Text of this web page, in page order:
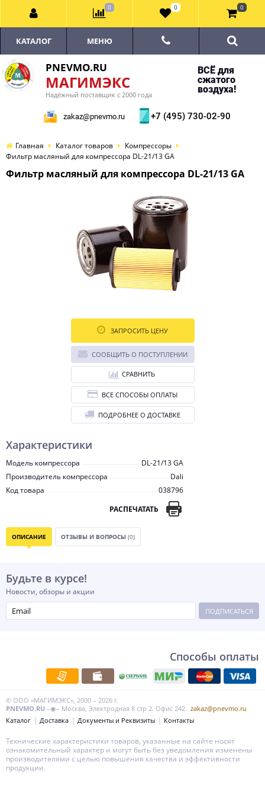
PNEVMO.RU
МАГИМЭКС
Надёжный поставщик с 2000 года
ВСЁ для
сжатого
воздуха!
zakaz@pnevmo.ru +7 (495) 730-02-90
КАТАЛОГ МЕНЮ
Главная Каталог товаров
Компрессоры
Фильтр масляный для компрессора DL-21/13 GA
Фильтр масляный для компрессора DL-21/13 GA
Характеристики
Модель компрессора
DL-21/13 GA
Производитель компрессора
Dali
Код товара
038796
РАСПЕЧАТАТЬ
ЗАПРОСИТЬ ЦЕНУ
СООБЩИТЬ О ПОСТУПЛЕНИИ
СРАВНИТЬ
ВСЕ СПОСОБЫ ОПЛАТЫ
ПОДРОБНЕЕ О ДОСТАВКЕ
ОПИСАНИЕ ОТЗЫВЫ И ВОПРОСЫ (0)
Будьте в курсе!
Новости, обзоры и акции
ПОДПИСАТЬСЯ
Способы оплаты
© ООО «МАГИМЭКС», 2000 – 2026 г.
PNEVMO.RU –◉– Москва, Электродная 8 стр 2. Офис 242. zakaz@pnevmo.ru
Каталог
Доставка Документы и Реквизиты Контакты
0 0 0
Технические характеристики товаров, указанные на сайте носят
ознакомительный характер и могут быть без уведомления изменены
производителями с целью повышения качества и эффективности
продукции.